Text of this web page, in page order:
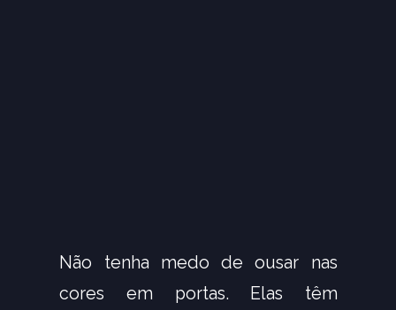
Não tenha medo de ousar nas
cores em portas. Elas têm